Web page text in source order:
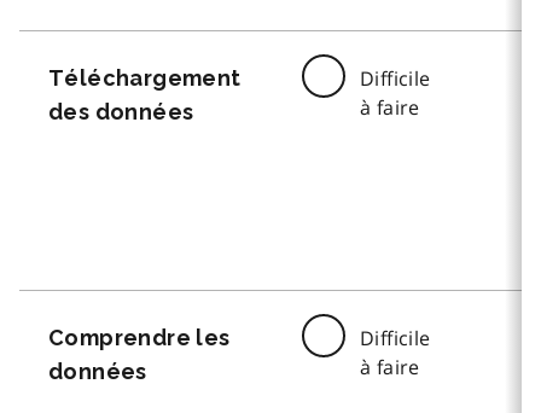
Téléchargement
des données
Difficile
à faire
Comprendre les
données
Difficile
à faire